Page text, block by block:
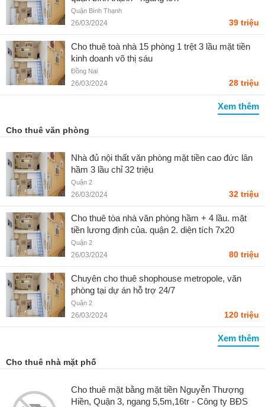
Quận Bình Thạnh
26/03/2024 39 triệu
Cho thuê toà nhà 15 phòng 1 trệt 3 lầu mặt tiền
kinh doanh võ thị sáu
Đồng Nai
26/03/2024 28 triệu
Xem thêm
Cho thuê văn phòng
Nhà đủ nội thất văn phòng mặt tiền cao đức lân
hầm 3 lầu chỉ 32 triệu
Quận 2
26/03/2024 32 triệu
Cho thuê tòa nhà văn phòng hầm + 4 lầu. mặt
tiền lương định của. quận 2. diện tích 7x20
Quận 2
26/03/2024 80 triệu
Chuyên cho thuê shophouse metropole, văn
phòng tại dự án hỗ trợ 24/7
Quận 2
26/03/2024 120 triệu
Xem thêm
Cho thuê nhà mặt phố
Cho thuê mặt bằng mặt tiền Nguyễn Thượng
Hiền, Quận 3, ngang 5,5m,16tr - Công ty BĐS